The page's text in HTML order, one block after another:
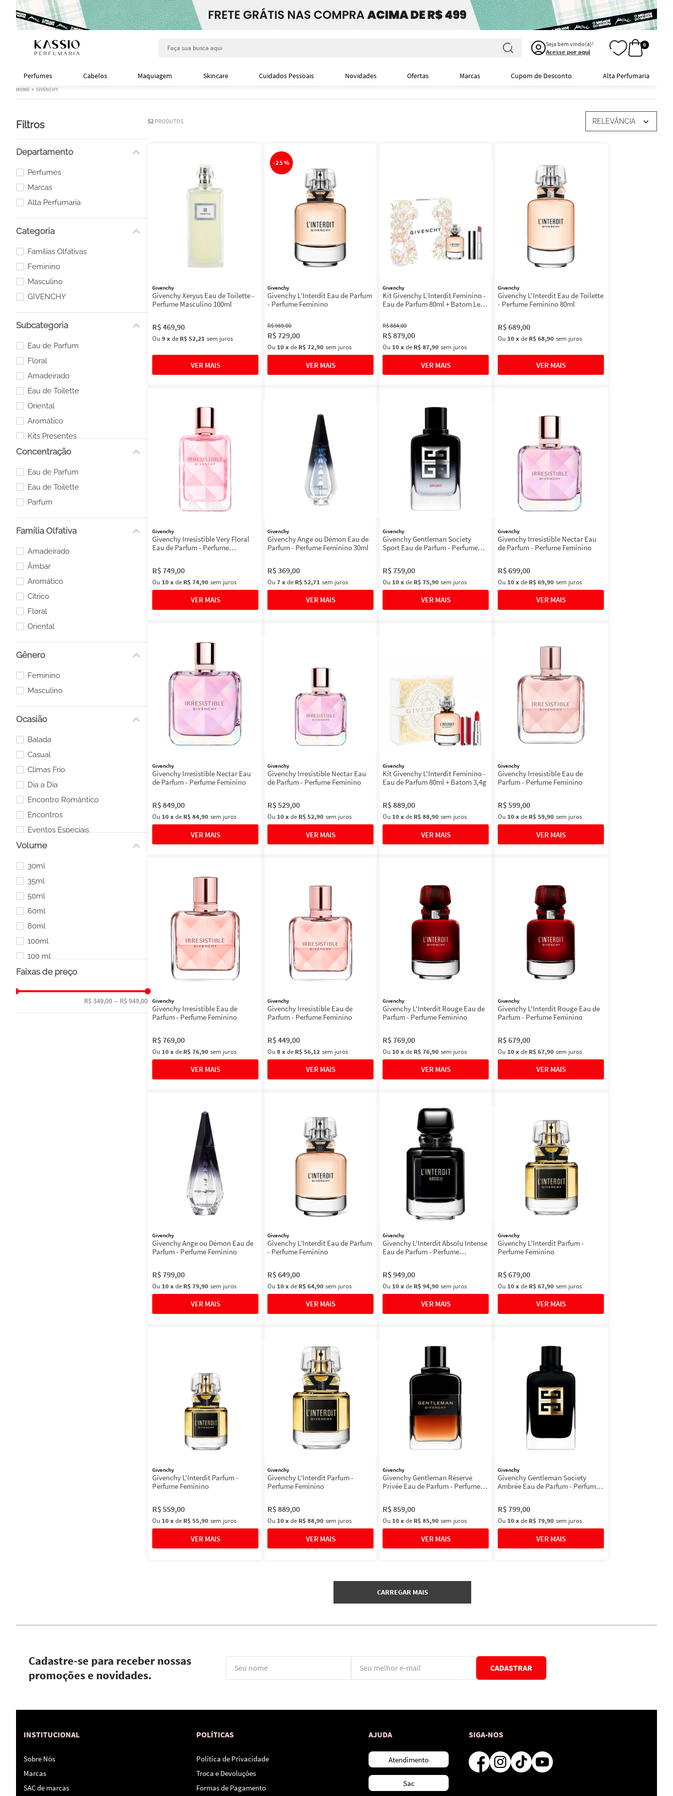
Seja bem vindo(a)!
Acesse por aqui
0
Perfumes Cabelos Maquiagem Skincare Cuidados Pessoais Novidades Ofertas Marcas Cupom de Desconto Alta Perfumaria
GIVENCHY
Filtros
Departamento
Perfumes
Marcas
Alta Perfumaria
Categoria
Famílias Olfativas
Feminino
Masculino
GIVENCHY
Subcategoria
Eau de Parfum
Floral
Amadeirado
Eau de Toilette
Oriental
Aromático
Kits Presentes
Parfum
Concentração
Eau de Parfum
Eau de Toilette
Parfum
Família Olfativa
Amadeirado
Âmbar
Aromático
Citrico
Floral
Oriental
Gênero
Feminino
Masculino
Ocasião
Balada
Casual
Climas Frio
Dia a Dia
Encontro Romântico
Encontros
Eventos Especiais
Eventos Esportivos
Volume
30ml
35ml
50ml
60ml
80ml
100ml
100 ml
Kit
Faixas de preço
R$ 349,00 – R$ 949,00
52 PRODUTOS RELEVÂNCIA
Givenchy
Givenchy Xeryus Eau de Toilette -
Perfume Masculino 100ml
R$469,90
Ou 9xde R$ 52,21 sem juros
-25%
Givenchy
Givenchy L'Interdit Eau de Parfum
- Perfume Feminino
R$969,00
R$729,00
Ou 10xde R$ 72,90 sem juros
Givenchy
Kit Givenchy L’Interdit Feminino -
Eau de Parfum 80ml + Batom Le
R$884,00
R$879,00
Ou 10xde R$ 87,90 sem juros
Givenchy
Givenchy L'Interdit Eau de Toilette
- Perfume Feminino 80ml
R$689,00
Ou 10xde R$ 68,90 sem juros
Givenchy
Givenchy Irresistible Very Floral
Eau de Parfum - Perfume
R$749,00
Ou 10xde R$ 74,90 sem juros
Givenchy
Givenchy Ange ou Démon Eau de
Parfum - Perfume Feminino 30ml
R$369,00
Ou 7xde R$ 52,71 sem juros
Givenchy
Givenchy Gentleman Society
Sport Eau de Parfum - Perfume
R$759,00
Ou 10xde R$ 75,90 sem juros
Givenchy
Givenchy Irresistible Nectar Eau
de Parfum - Perfume Feminino
R$699,00
Ou 10xde R$ 69,90 sem juros
Givenchy
Givenchy Irresistible Nectar Eau
de Parfum - Perfume Feminino
R$849,00
Ou 10xde R$ 84,90 sem juros
Givenchy
Givenchy Irresistible Nectar Eau
de Parfum - Perfume Feminino
R$529,00
Ou 10xde R$ 52,90 sem juros
Givenchy
Kit Givenchy L'Interdit Feminino -
Eau de Parfum 80ml + Batom 3,4g
R$889,00
Ou 10xde R$ 88,90 sem juros
Givenchy
Givenchy Irresistible Eau de
Parfum - Perfume Feminino
R$599,00
Ou 10xde R$ 59,90 sem juros
Givenchy
Givenchy Irresistible Eau de
Parfum - Perfume Feminino
R$769,00
Ou 10xde R$ 76,90 sem juros
Givenchy
Givenchy Irresistible Eau de
Parfum - Perfume Feminino
R$449,00
Ou 8xde R$ 56,12 sem juros
Givenchy
Givenchy L'Interdit Rouge Eau de
Parfum - Perfume Feminino
R$769,00
Ou 10xde R$ 76,90 sem juros
Givenchy
Givenchy L'Interdit Rouge Eau de
Parfum - Perfume Feminino
R$679,00
Ou 10xde R$ 67,90 sem juros
Givenchy
Givenchy Ange ou Démon Eau de
Parfum - Perfume Feminino
R$799,00
Ou 10xde R$ 79,90 sem juros
Givenchy
Givenchy L'Interdit Eau de Parfum
- Perfume Feminino
R$649,00
Ou 10xde R$ 64,90 sem juros
Givenchy
Givenchy L'Interdit Absolu Intense
Eau de Parfum - Perfume
R$949,00
Ou 10xde R$ 94,90 sem juros
Givenchy
Givenchy L'Interdit Parfum -
Perfume Feminino
R$679,00
Ou 10xde R$ 67,90 sem juros
Givenchy
Givenchy L'Interdit Parfum -
Perfume Feminino
R$559,00
Ou 10xde R$ 55,90 sem juros
Givenchy
Givenchy L'Interdit Parfum -
Perfume Feminino
R$889,00
Ou 10xde R$ 88,90 sem juros
Givenchy
Givenchy Gentleman Réserve
Privée Eau de Parfum - Perfume
R$859,00
Ou 10xde R$ 85,90 sem juros
Givenchy
Givenchy Gentleman Society
Ambrée Eau de Parfum - Perfume
R$799,00
Ou 10xde R$ 79,90 sem juros
Cadastre-se para receber nossas
promoções e novidades.
CADASTRAR
INSTITUCIONAL
Sobre Nós
Marcas
SAC de marcas
POLÍTICAS
Política de Privacidade
Troca e Devoluções
Formas de Pagamento
AJUDA
Atendimento
Sac
SIGA-NOS